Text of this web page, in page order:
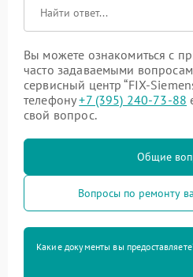
Вы можете ознакомиться с
часто задаваемыми
сервисный центр “FIX-
телефону+7 (395) 240-73-88
свой вопрос.
Общие
Вопросы по ремонту
Какие документы вы